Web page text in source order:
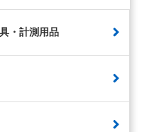
・計測用品